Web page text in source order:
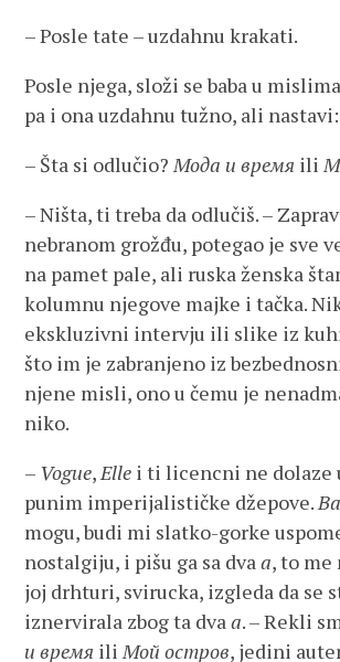
– Posle tate – uzdahnu krakati.
Posle njega, složi se baba u
pa i ona uzdahnu tužno, ali nastavi:
– Šta si odlučio?Mода и время ili
– Ništa, ti treba da odlučiš. –
nebranom grožđu, potegao je sve
na pamet pale, ali ruska ženska
kolumnu njegove majke i tačka.
ekskluzivni intervju ili slike iz
što im je zabranjeno iz
njene misli, ono u čemu je
niko.
– Vogue,Elle i ti licencni ne dolaze
punim imperijalističke džepove.
mogu, budi mi slatko-gorke
nostalgiju, i pišu ga sa dvaa, to me
joj drhturi, svirucka, izgleda da se
iznervirala zbog ta dvaa. – Rekli
и время iliMой остров, jedini